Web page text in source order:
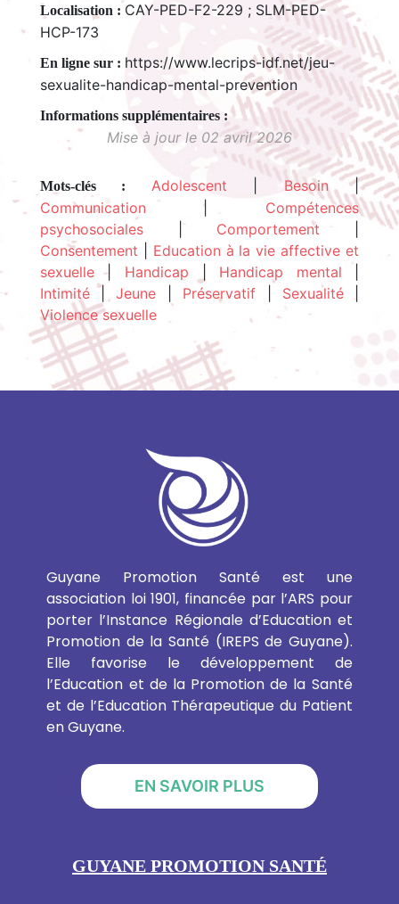
Localisation : CAY-PED-F2-229 ; SLM-PED-
HCP-173
En ligne sur : https://www.lecrips-idf.net/jeu-
sexualite-handicap-mental-prevention
Mise à jour le 02 avril 2026
Mots-clés : Adolescent | Besoin|
Communication | Compétences
psychosociales| Comportement
Consentement
Education à la vie affective et
sexuelle| Handicap Handicap mental
Intimité|Jeune Préservatif Sexualité|
Violence sexuelle
Guyane Promotion Santé est une
association loi 1901, financée par l’ARS pour
porter l’Instance Régionale d’Education et
Promotion de la Santé (IREPS de Guyane).
Elle favorise le développement de
l’Education et de la Promotion de la Santé
et de l’Education Thérapeutique du Patient
en Guyane.
EN SAVOIR PLUS
GUYANE PROMOTION SANTÉ